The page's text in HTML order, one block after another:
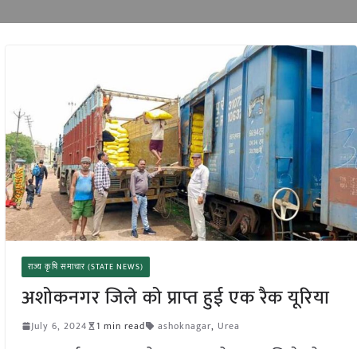
राज्य कृषि समाचार (STATE NEWS)
अशोकनगर जिले को प्राप्त हुई एक रैक यूरिया
July 6, 2024 1 min read ashoknagar, Urea